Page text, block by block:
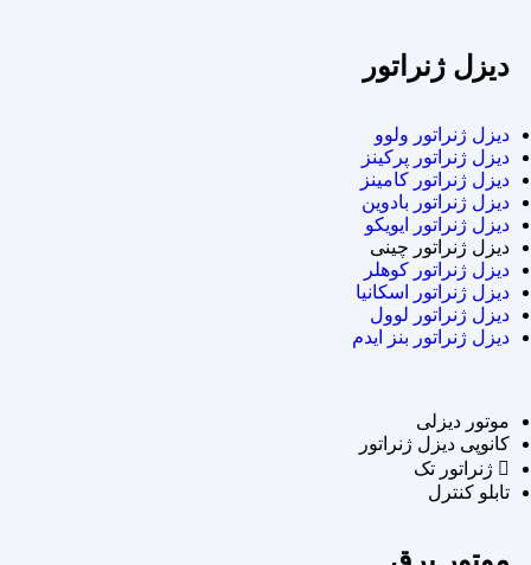
دیزل ژنراتور
دیزل ژنراتور ولوو
دیزل ژنراتور پرکینز
دیزل ژنراتور کامینز
دیزل ژنراتور بادوین
دیزل ژنراتور ایویکو
دیزل ژنراتور چینی
دیزل ژنراتور کوهلر
دیزل ژنراتور اسکانیا
دیزل ژنراتور لوول
دیزل ژنراتور بنز ایدم
موتور دیزلی
کانوپی دیزل ژنراتور
ژنراتور تک
تابلو کنترل